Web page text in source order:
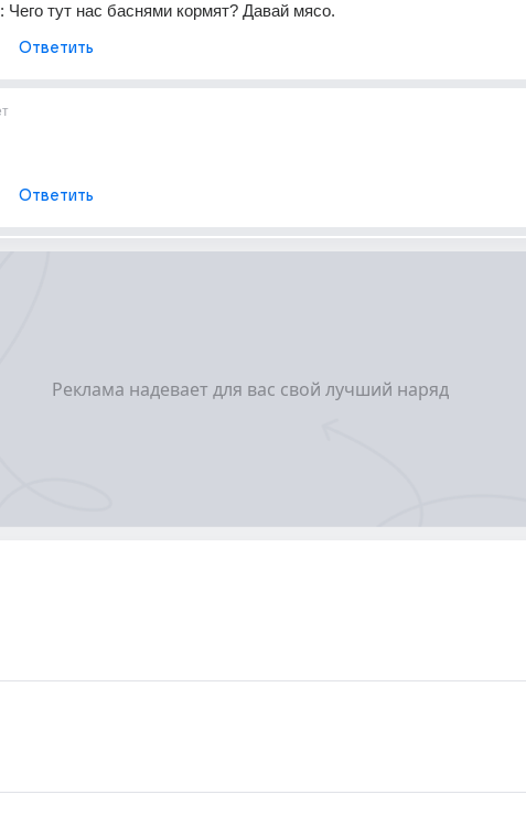
Чего тут нас баснями кормят? Давай мясо.
Ответить
Ответить